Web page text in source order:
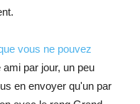
vous ne pouvez
ami par jour, un peu
en envoyer qu'un par